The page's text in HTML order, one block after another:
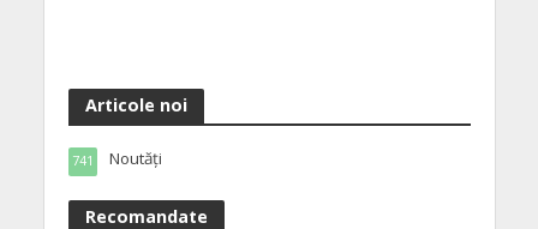
Articole noi
Noutăți
741
Recomandate